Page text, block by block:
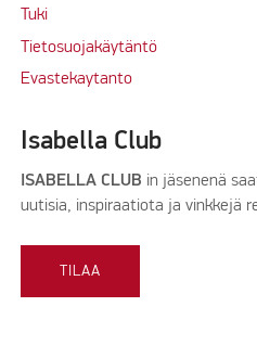
Tuki
Tietosuojakäytäntö
Evastekaytanto
Isabella Club
ISABELLA CLUB in jäsenenä
uutisia, inspiraatiota ja vinkkejä
TILAA